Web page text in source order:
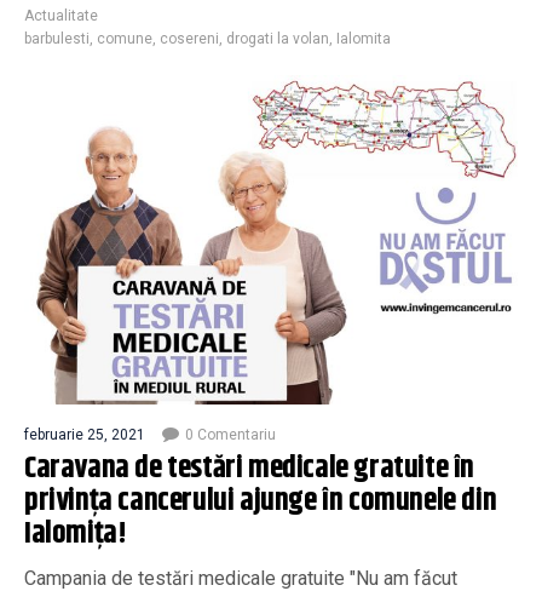
Actualitate
barbulesti, comune, cosereni, drogati la volan, Ialomita
februarie 25, 2021 0 Comentariu
Caravana de testări medicale gratuite în
privința cancerului ajunge în comunele din
Ialomița!
Campania de testări medicale gratuite "Nu am făcut